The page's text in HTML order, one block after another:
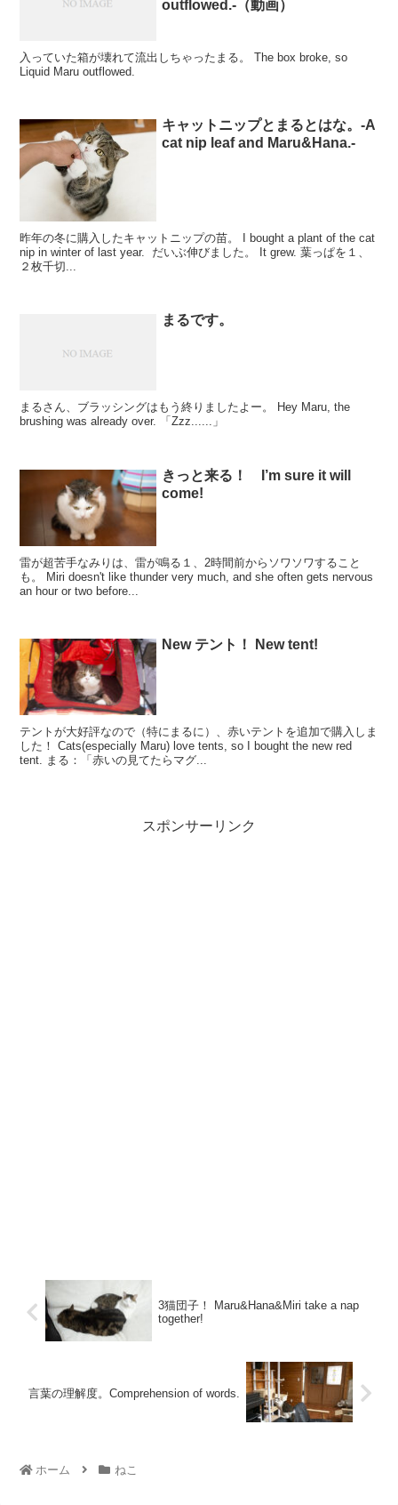
outflowed.-（動画）
入っていた箱が壊れて流出しちゃったまる。 The box broke, so
Liquid Maru outflowed.
キャットニップとまるとはな。-A
cat nip leaf and Maru&Hana.-
昨年の冬に購入したキャットニップの苗。 I bought a plant of the cat
nip in winter of last year. だいぶ伸びました。 It grew. 葉っぱを１、
２枚千切...
まるです。
まるさん、ブラッシングはもう終りましたよー。 Hey Maru, the
brushing was already over. 「Zzz......」
きっと来る！ I’m sure it will
come!
雷が超苦手なみりは、雷が鳴る１、2時間前からソワソワすること
も。 Miri doesn't like thunder very much, and she often gets nervous
an hour or two before...
New テント！ New tent!
テントが大好評なので（特にまるに）、赤いテントを追加で購入しま
した！ Cats(especially Maru) love tents, so I bought the new red
tent. まる：「赤いの見てたらマグ...
スポンサーリンク
3猫団子！ Maru&Hana&Miri take a nap
together!
言葉の理解度。Comprehension of words.
ホーム ねこ